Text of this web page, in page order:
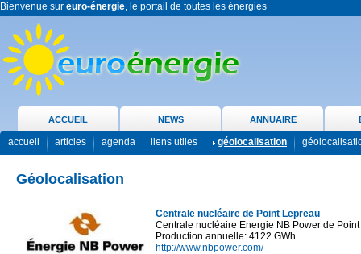
Bienvenue sur euro-énergie, le portail de toutes les énergies
ACCUEIL NEWS ANNUAIRE
accueil articles agenda liens utiles géolocalisation
Géolocalisation
Centrale nucléaire de Point Lepreau
Centrale nucléaire Energie NB Power de
Production annuelle: 4122 GWh
http://www.nbpower.com/